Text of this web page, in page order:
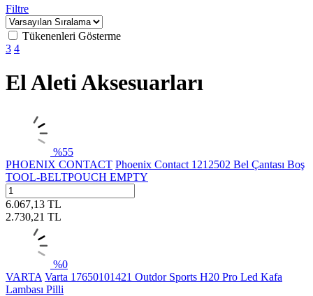
Filtre
Tükenenleri Gösterme
3 4
El Aleti Aksesuarları
%55
PHOENIX CONTACT Phoenix Contact 1212502 Bel Çantası Boş
TOOL-BELTPOUCH EMPTY
6.067,13 TL
2.730,21 TL
%0
VARTA Varta 17650101421 Outdor Sports H20 Pro Led Kafa
Lambası Pilli